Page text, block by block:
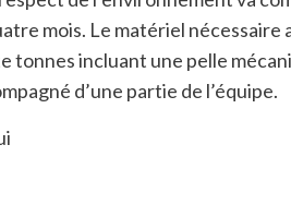
mois. Le matériel nécessaire
incluant une pelle
d’une partie de l’équipe.